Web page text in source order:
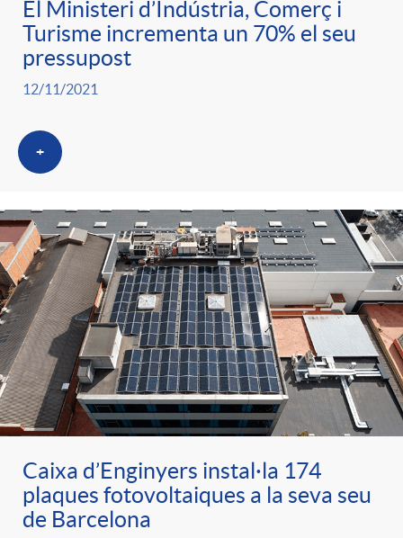
El Ministeri d’Indústria, Comerç i
Turisme incrementa un 70% el seu
pressupost
12/11/2021
+
Caixa d’Enginyers instal·la 174
plaques fotovoltaiques a la seva seu
de Barcelona